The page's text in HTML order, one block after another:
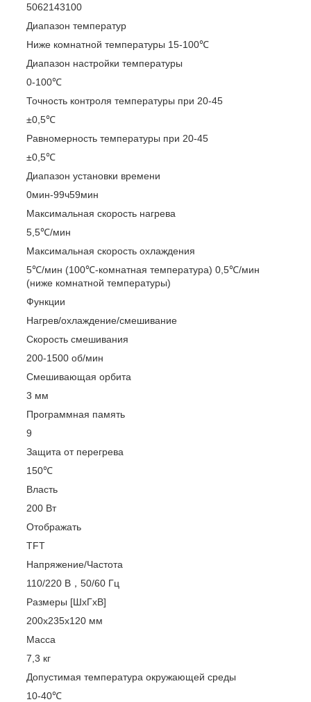
5062143100
Диапазон температур
Ниже комнатной температуры 15-100℃
Диапазон настройки температуры
0-100℃
Точность контроля температуры при 20-45
±0,5℃
Равномерность температуры при 20-45
±0,5℃
Диапазон установки времени
0мин-99ч59мин
Максимальная скорость нагрева
5,5℃/мин
Максимальная скорость охлаждения
5℃/мин (100℃-комнатная температура) 0,5℃/мин
(ниже комнатной температуры)
Функции
Нагрев/охлаждение/смешивание
Скорость смешивания
200-1500 об/мин
Смешивающая орбита
3 мм
Программная память
9
Защита от перегрева
150℃
Власть
200 Вт
Отображать
TFT
Напряжение/Частота
110/220 В，50/60 Гц
Размеры [ШxГxВ]
200x235x120 мм
Масса
7,3 кг
Допустимая температура окружающей среды
10-40℃